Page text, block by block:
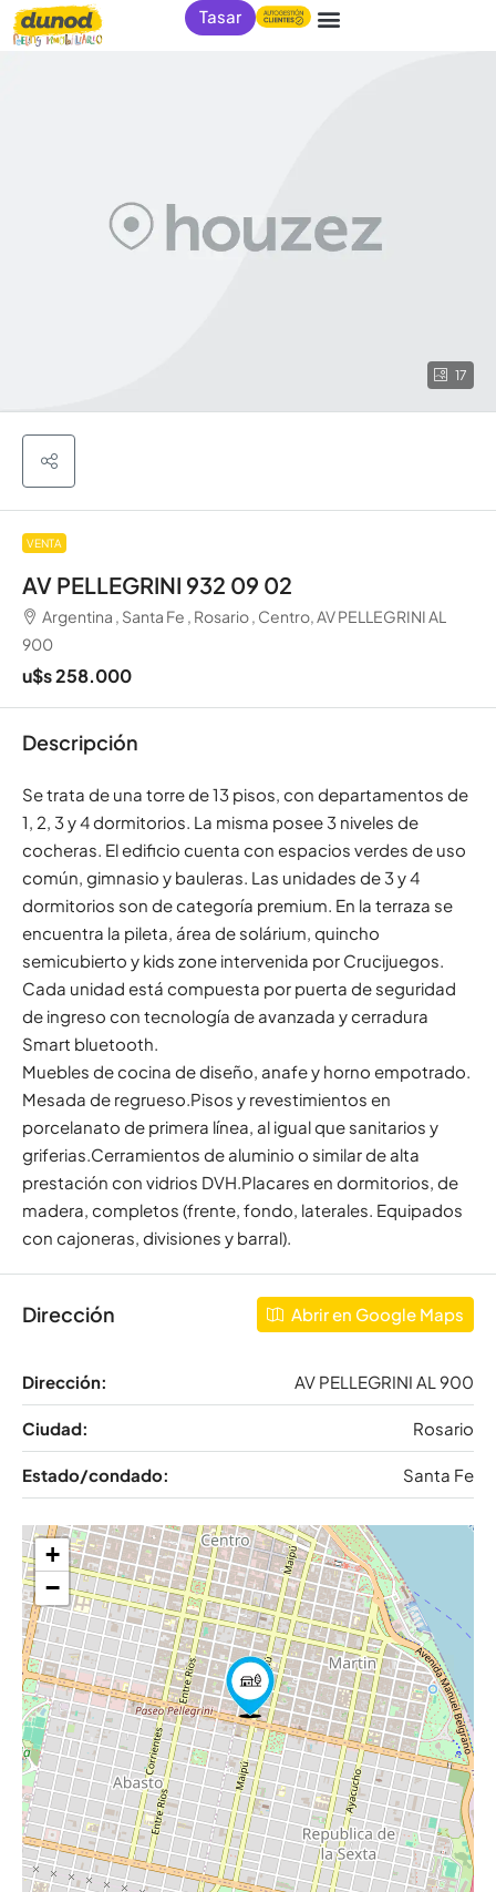
Tasar
17
VENTA
AV PELLEGRINI 932 09 02
Argentina , Santa Fe , Rosario , Centro, AV PELLEGRINI AL
900
u$s 258.000
Descripción
Se trata de una torre de 13 pisos, con departamentos de
1, 2, 3 y 4 dormitorios. La misma posee 3 niveles de
cocheras. El edificio cuenta con espacios verdes de uso
común, gimnasio y bauleras. Las unidades de 3 y 4
dormitorios son de categoría premium. En la terraza se
encuentra la pileta, área de solárium, quincho
semicubierto y kids zone intervenida por Crucijuegos.
Cada unidad está compuesta por puerta de seguridad
de ingreso con tecnología de avanzada y cerradura
Smart bluetooth.
Muebles de cocina de diseño, anafe y horno empotrado.
Mesada de regrueso.Pisos y revestimientos en
porcelanato de primera línea, al igual que sanitarios y
griferias.Cerramientos de aluminio o similar de alta
prestación con vidrios DVH.Placares en dormitorios, de
madera, completos (frente, fondo, laterales. Equipados
con cajoneras, divisiones y barral).
Dirección Abrir en Google Maps
Dirección: AV PELLEGRINI AL 900
Ciudad: Rosario
Estado/condado: Santa Fe
+
−